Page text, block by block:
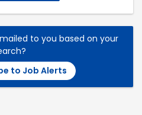
to you based on your
to Job Alerts